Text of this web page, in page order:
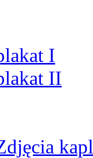
I
II